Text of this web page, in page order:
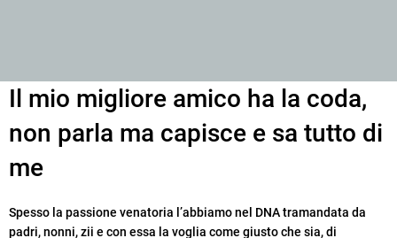
Il mio migliore amico ha la coda,
non parla ma capisce e sa tutto di
me
Spesso la passione venatoria l’abbiamo nel DNA tramandata da
padri, nonni, zii e con essa la voglia come giusto che sia, di